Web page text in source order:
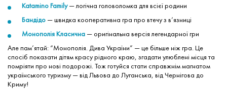
Katamino Family— логічна головоломка для всієї родини
Бандідо — швидка кооперативна гра про втечу з в’язниці
Монополія Класична — оригінальна версія легендарної гри
Але пам’ятай: “Монополія. Дива України” — це більше ніж гра. Це
спосіб показати дітям красу рідного краю, згадати улюблені місця та
помріяти про нові подорожі. Тож готуйся стати справжнім магнатом
українського туризму — від Львова до Луганська, від Чернігова до
Криму!